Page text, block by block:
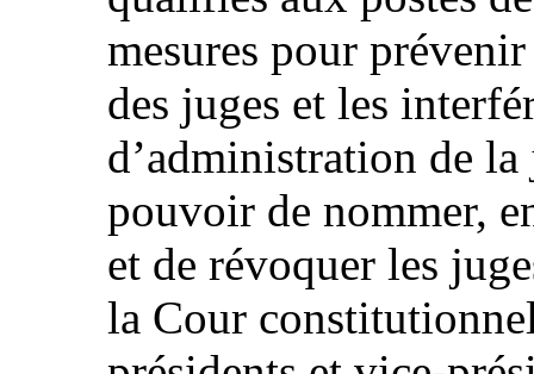
mesures pour
des juges et les
d’administration de
pouvoir de nommer,
et de révoquer les
la Cour